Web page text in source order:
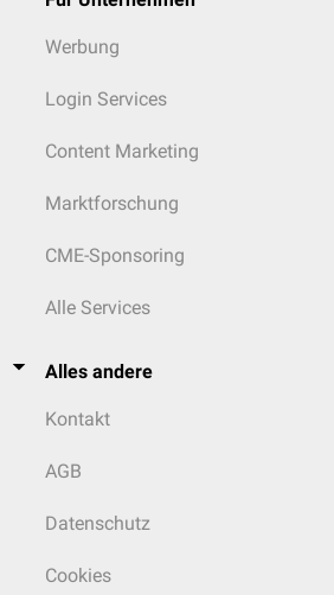
Werbung
Login Services
Content Marketing
Marktforschung
CME-Sponsoring
Alle Services
Alles andere
Kontakt
AGB
Datenschutz
Cookies